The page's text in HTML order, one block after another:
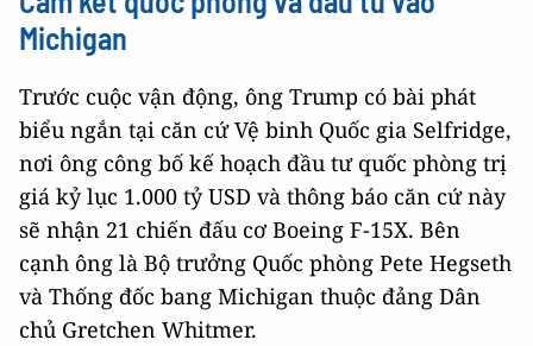
Michigan
Trước cuộc vận động, ông Trump có bài phát
biểu ngắn tại căn cứ Vệ binh Quốc gia Selfridge,
nơi ông công bố kế hoạch đầu tư quốc phòng trị
giá kỷ lục 1.000 tỷ USD và thông báo căn cứ này
sẽ nhận 21 chiến đấu cơ Boeing F-15X. Bên
cạnh ông là Bộ trưởng Quốc phòng Pete Hegseth
và Thống đốc bang Michigan thuộc đảng Dân
chủ Gretchen Whitmer.